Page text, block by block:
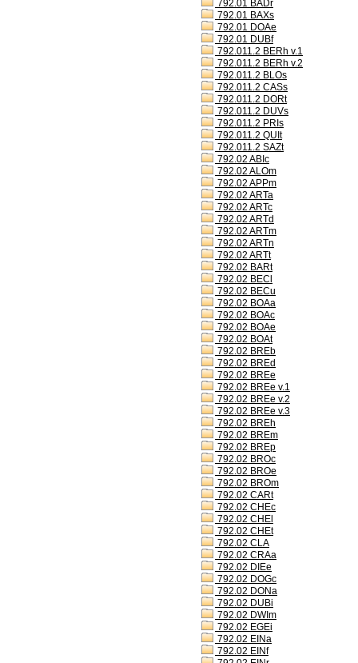
792.01 BADr
792.01 BAXs
792.01 DOAe
792.01 DUBf
792.011.2 BERh v.1
792.011.2 BERh v.2
792.011.2 BLOs
792.011.2 CASs
792.011.2 DORt
792.011.2 DUVs
792.011.2 PRIs
792.011.2 QUIt
792.011.2 SAZt
792.02 ABIc
792.02 ALOm
792.02 APPm
792.02 ARTa
792.02 ARTc
792.02 ARTd
792.02 ARTm
792.02 ARTn
792.02 ARTt
792.02 BARt
792.02 BECl
792.02 BECu
792.02 BOAa
792.02 BOAc
792.02 BOAe
792.02 BOAt
792.02 BREb
792.02 BREd
792.02 BREe
792.02 BREe v.1
792.02 BREe v.2
792.02 BREe v.3
792.02 BREh
792.02 BREm
792.02 BREp
792.02 BROc
792.02 BROe
792.02 BROm
792.02 CARt
792.02 CHEc
792.02 CHEl
792.02 CHEt
792.02 CLA
792.02 CRAa
792.02 DIEe
792.02 DOGc
792.02 DONa
792.02 DUBi
792.02 DWIm
792.02 EGEi
792.02 EINa
792.02 EINf